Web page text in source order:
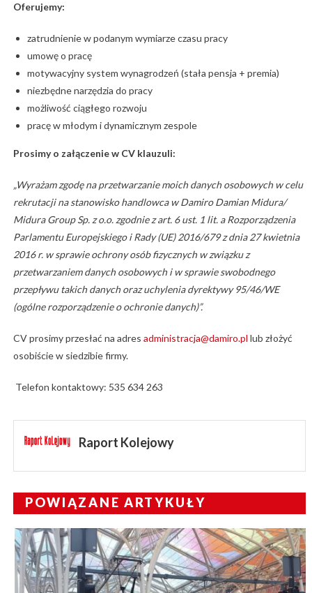
Oferujemy:
zatrudnienie w podanym wymiarze czasu pracy
umowę o pracę
motywacyjny system wynagrodzeń (stała pensja + premia)
niezbędne narzędzia do pracy
możliwość ciągłego rozwoju
pracę w młodym i dynamicznym zespole
Prosimy o załączenie w CV klauzuli:
„Wyrażam zgodę na przetwarzanie moich danych osobowych w celu
rekrutacji na stanowisko handlowca w Damiro Damian Midura/
Midura Group Sp. z o.o. zgodnie z art. 6 ust. 1 lit. a Rozporządzenia
Parlamentu Europejskiego i Rady (UE) 2016/679 z dnia 27 kwietnia
2016 r. w sprawie ochrony osób fizycznych w związku z
przetwarzaniem danych osobowych i w sprawie swobodnego
przepływu takich danych oraz uchylenia dyrektywy 95/46/WE
(ogólne rozporządzenie o ochronie danych)”.
CV prosimy przesłać na adres administracja@damiro.pl lub złożyć
osobiście w siedzibie firmy.
Telefon kontaktowy: 535 634 263
Raport Kolejowy
POWIĄZANE ARTYKUŁY